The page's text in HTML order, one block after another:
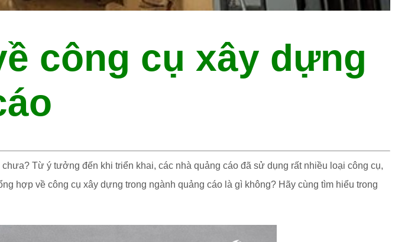
công cụ xây dựng
Từ ý tưởng đến khi triển khai, các nhà quảng cáo đã sử dụng rất nhiều loại công cụ,
hợp về công cụ xây dựng trong ngành quảng cáo là gì không? Hãy cùng tìm hiểu trong